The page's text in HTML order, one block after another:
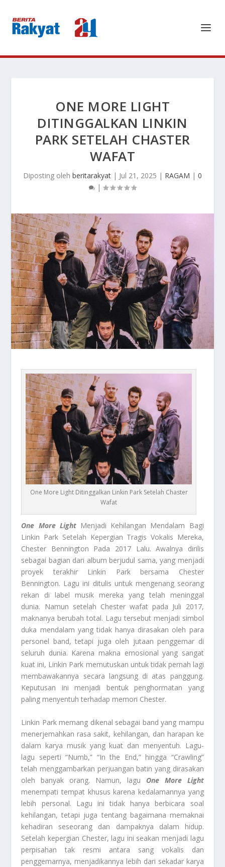
ONE MORE LIGHT
DITINGGALKAN LINKIN
PARK SETELAH CHASTER
WAFAT
Diposting oleh beritarakyat | Jul 21, 2025 | RAGAM | 0
|
One More Light Ditinggalkan Linkin Park Setelah Chaster
Wafat
One More LightMenjadi Kehilangan Mendalam Bagi
Linkin Park Setelah Kepergian Tragis Vokalis Mereka,
Chester Bennington Pada 2017 Lalu. Awalnya dirilis
sebagai bagian dari album berjudul sama, yang menjadi
proyek terakhir Linkin Park bersama Chester
Bennington. Lagu ini ditulis untuk mengenang seorang
rekan di label musik mereka yang telah meninggal
dunia. Namun setelah Chester wafat pada Juli 2017,
maknanya berubah total. Lagu tersebut menjadi simbol
duka mendalam yang tidak hanya dirasakan oleh para
personel band, tetapi juga oleh jutaan penggemar di
seluruh dunia. Karena makna emosional yang sangat
kuat ini, Linkin Park memutuskan untuk tidak pernah lagi
membawakannya secara langsung di atas panggung.
Keputusan ini menjadi bentuk penghormatan yang
paling menyentuh terhadap memori Chester.
Linkin Park memang dikenal sebagai band yang mampu
menerjemahkan rasa sakit, kehilangan, dan harapan ke
dalam karya musik yang kuat dan menyentuh. Lagu-
lagu seperti “Numb,” “In the End,” hingga “Crawling”
telah menggambarkan perjuangan batin yang dirasakan
oleh banyak orang. Namun, lagu One More Light
menempati tempat khusus karena kedalamannya yang
lebih personal. Lagu ini tidak hanya berbicara soal
kehilangan, tetapi juga tentang bagaimana memaknai
kehadiran seseorang dan dampaknya dalam hidup.
Setelah kepergian Chester, lagu ini seakan menjadi lagu
perpisahan tak resmi antara sang vokalis dan
penggemarnya, menjadikannya lebih dari sekadar karya